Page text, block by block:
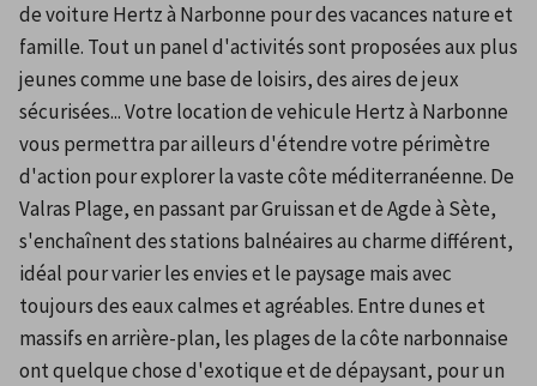
de voiture Hertz à Narbonne pour des vacances nature et
famille. Tout un panel d'activités sont proposées aux plus
jeunes comme une base de loisirs, des aires de jeux
sécurisées... Votre location de vehicule Hertz à Narbonne
vous permettra par ailleurs d'étendre votre périmètre
d'action pour explorer la vaste côte méditerranéenne. De
Valras Plage, en passant par Gruissan et de Agde à Sète,
s'enchaînent des stations balnéaires au charme différent,
idéal pour varier les envies et le paysage mais avec
toujours des eaux calmes et agréables. Entre dunes et
massifs en arrière-plan, les plages de la côte narbonnaise
ont quelque chose d'exotique et de dépaysant, pour un